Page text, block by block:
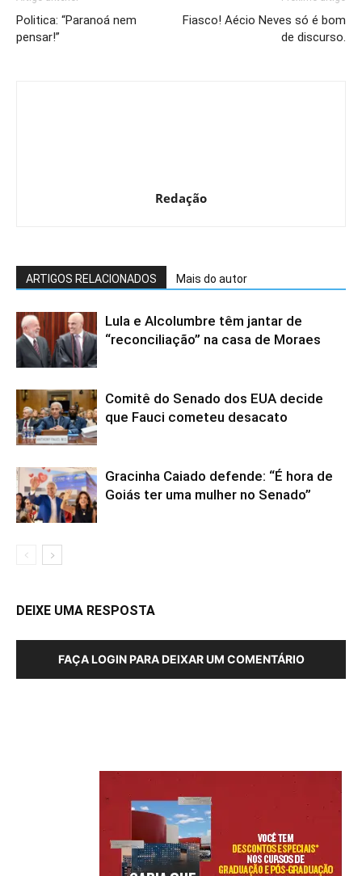
Politica: “Paranoá nem
pensar!”
Fiasco! Aécio Neves só é bom
de discurso.
Redação
ARTIGOS RELACIONADOS Mais do autor
Lula e Alcolumbre têm jantar de
“reconciliação” na casa de Moraes
Comitê do Senado dos EUA decide
que Fauci cometeu desacato
Gracinha Caiado defende: “É hora de
Goiás ter uma mulher no Senado”
DEIXE UMA RESPOSTA
FAÇA LOGIN PARA DEIXAR UM COMENTÁRIO